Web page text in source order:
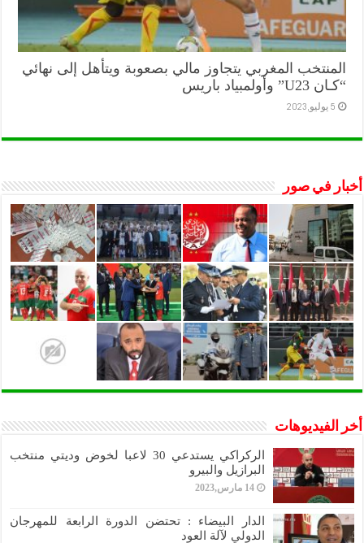
المنتخب المغربي يتجاوز مالي بصعوبة ويتأهل إلى نهائي
“كـان U23” وأولمبياد باريس
5 يوليو,2023
أخبار في صور
أخر الفيديوهات
الركراكي يستدعي 30 لاعبا لخوض وديتي منتخب
البرازيل والبيرو
14 مارس,2023
الدار البيضاء : تحتضن الدورة الرابعة للمهرجان
الدولي لآلة العود